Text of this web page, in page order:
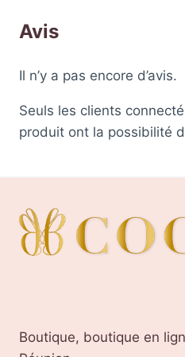
Avis
Il n’y a pas encore d’avis.
Seuls les clients
produit ont la possibilité
Boutique, boutique en